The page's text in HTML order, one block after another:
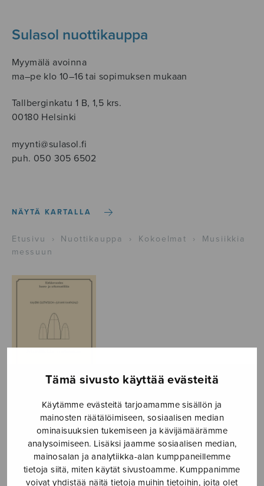
Tämä sivusto käyttää evästeitä
Käytämme evästeitä tarjoamamme sisällön ja
mainosten räätälöimiseen, sosiaalisen median
ominaisuuksien tukemiseen ja kävijämäärämme
analysoimiseen. Lisäksi jaamme sosiaalisen median,
mainosalan ja analytiikka-alan kumppaneillemme
tietoja siitä, miten käytät sivustoamme. Kumppanimme
voivat yhdistää näitä tietoja muihin tietoihin, joita olet
Sulasol nuottikauppa
Myymälä avoinna
ma–pe klo 10–16 tai sopimuksen mukaan
Tallberginkatu 1 B, 1,5 krs.
00180 Helsinki
myynti@sulasol.fi
puh. 050 305 6502
NÄYTÄ KARTALLA
Etusivu › Nuottikauppa › Kokoelmat ›
Musiikkia
messuun
Musiikkia
messuun
Gustafsson Kaj-Erik &